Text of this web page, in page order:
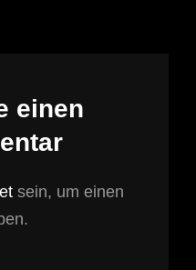
einen
sein, um einen